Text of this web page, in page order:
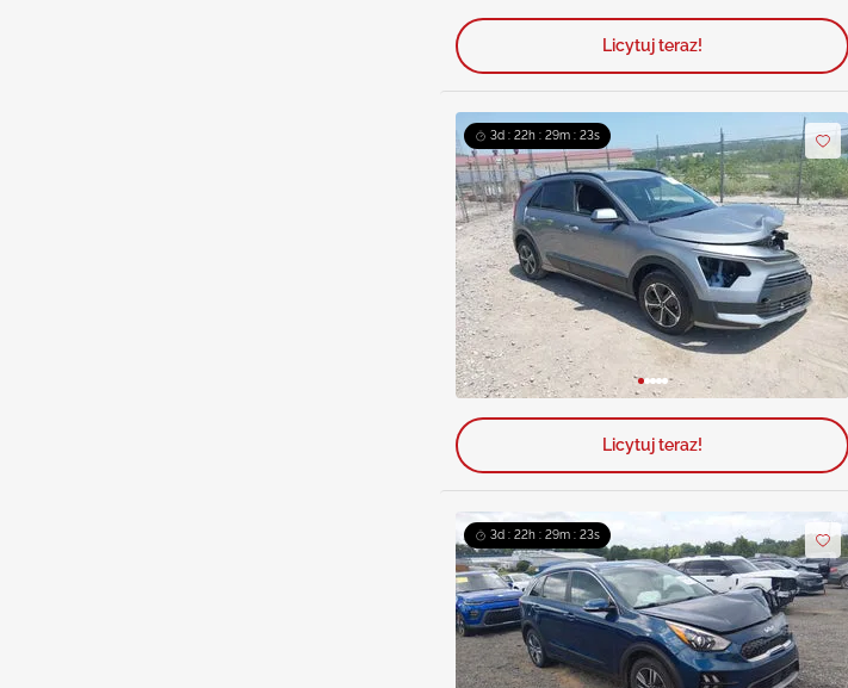
Licytuj teraz!
3d : 22h : 29m : 21s
Licytuj teraz!
3d : 22h : 29m : 21s